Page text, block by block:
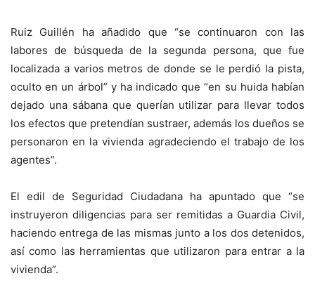
Ruiz Guillén ha añadido que “se continuaron con las
labores de búsqueda de la segunda persona, que fue
localizada a varios metros de donde se le perdió la pista,
oculto en un árbol” y ha indicado que “en su huida habían
dejado una sábana que querían utilizar para llevar todos
los efectos que pretendían sustraer, además los dueños se
personaron en la vivienda agradeciendo el trabajo de los
agentes”.
El edil de Seguridad Ciudadana ha apuntado que “se
instruyeron diligencias para ser remitidas a Guardia Civil,
haciendo entrega de las mismas junto a los dos detenidos,
así como las herramientas que utilizaron para entrar a la
vivienda”.